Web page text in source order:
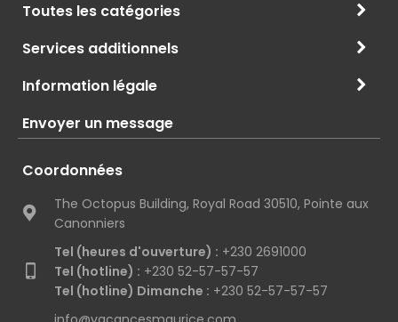
Toutes les catégories
Services additionnels
Information légale
Envoyer un message
Coordonnées
The Octopus Building, Royal Road 30510, Pointe aux
Canonniers
Tel (heures d'ouverture) : +230 2691000
Tel (hotline) : +230 52-57-57-57
Tel (hotline) Dimanche : +230 52-57-57-57